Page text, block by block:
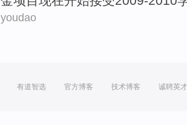
youdao
有道智选 官方博客 技术博客 诚聘英才